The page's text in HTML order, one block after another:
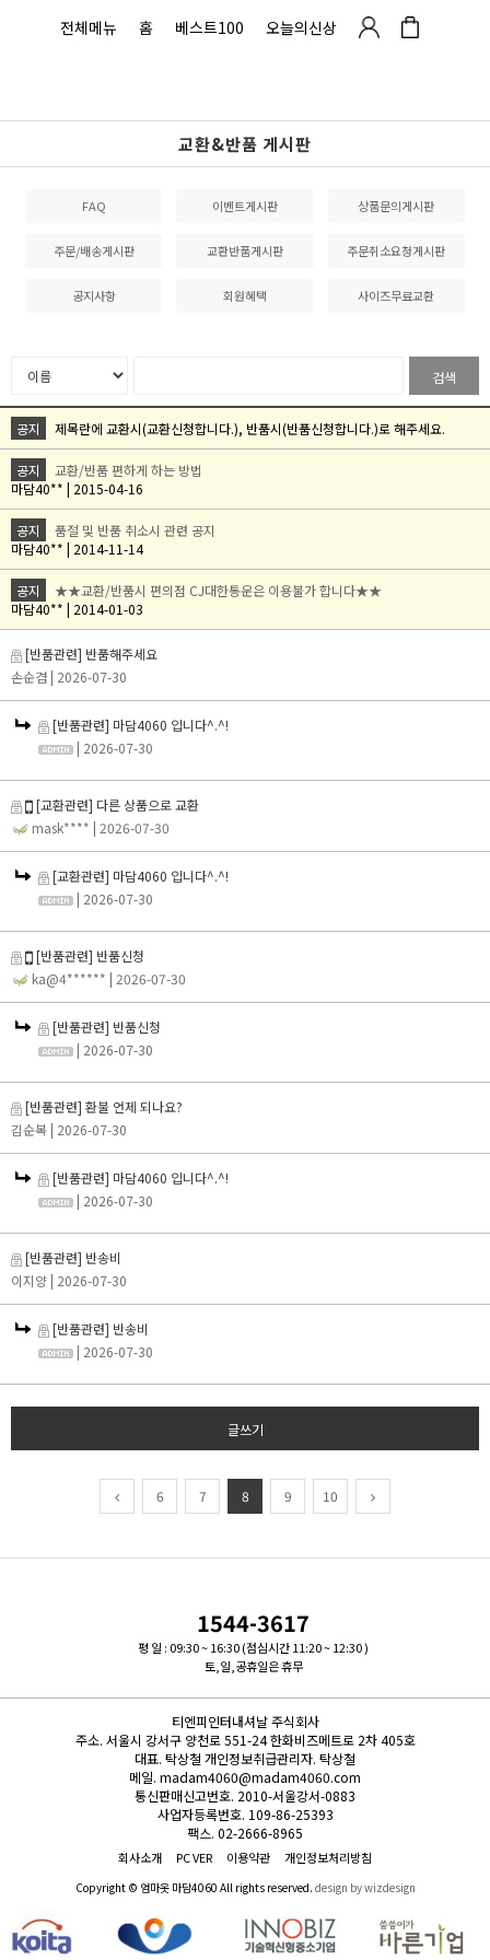
전체메뉴 홈 베스트100 오늘의신상
교환&반품 게시판
FAQ 이벤트게시판 상품문의게시판
주문/배송게시판 교환반품게시판 주문취소요청게시판
공지사항 회원혜택 사이즈무료교환
검색
공지 제목란에 교환시(교환신청합니다.), 반품시(반품신청합니다.)로 해주세요.
공지
교환/반품 편하게 하는 방법
마담40** | 2015-04-16
공지
품절 및 반품 취소시 관련 공지
마담40** | 2014-11-14
공지
★★교환/반품시 편의점 CJ대한통운은 이용불가 합니다★★
마담40** | 2014-01-03
[반품관련] 반품해주세요
손순겸 | 2026-07-30
[반품관련] 마담4060 입니다^.^!
| 2026-07-30
[교환관련] 다른 상품으로 교환
mask**** | 2026-07-30
[교환관련] 마담4060 입니다^.^!
| 2026-07-30
[반품관련] 반품신청
ka@4****** | 2026-07-30
[반품관련] 반품신청
| 2026-07-30
[반품관련] 환불 언제 되나요?
김순복 | 2026-07-30
[반품관련] 마담4060 입니다^.^!
| 2026-07-30
[반품관련] 반송비
이지양 | 2026-07-30
[반품관련] 반송비
| 2026-07-30
글쓰기
6 7 8 9 10
1544-3617
평 일 : 09:30 ~ 16:30 (점심시간 11:20 ~ 12:30 )
토,일,공휴일은 휴무
티엔피인터내셔날 주식회사
주소. 서울시 강서구 양천로 551-24 한화비즈메트로 2차 405호
대표. 탁상철 개인정보취급관리자. 탁상철
메일. madam4060@madam4060.com
통신판매신고번호. 2010-서울강서-0883
사업자등록번호. 109-86-25393
팩스. 02-2666-8965
회사소개 PC VER 이용약관 개인정보처리방침
Copyright © 엄마옷 마담4060 All rights reserved. design by wizdesign